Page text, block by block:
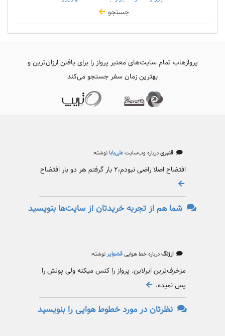
جستجو
پروازهاب تمام سایت‌های معتبر پرواز را برای یافتن ارزان‌ترین و
بهترین زمان سفر جستجو می‌کند
قنبریدرباره وب‌سایتعلی‌بابانوشته:
افتضاح اصلا راضی نبودم،۲ بار گرفتم هر دو بار افتضاح
شما هم از تجربه خریدتان از سایت‌ها بنویسید
ارژنگدرباره خط هواییقشم‌ایرنوشته:
مزخرف‌ترین ایرلاین. پرواز را کنس میکنه ولی پولش را
پس نمیده.
نظرتان در مورد خطوط هوایی را بنویسید